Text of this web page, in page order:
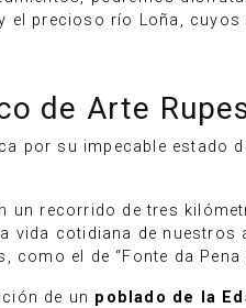
el precioso río Loña,
de Arte
por su impecable
un recorrido de tres
vida cotidiana de
el de “Fonte da
de un poblado de la